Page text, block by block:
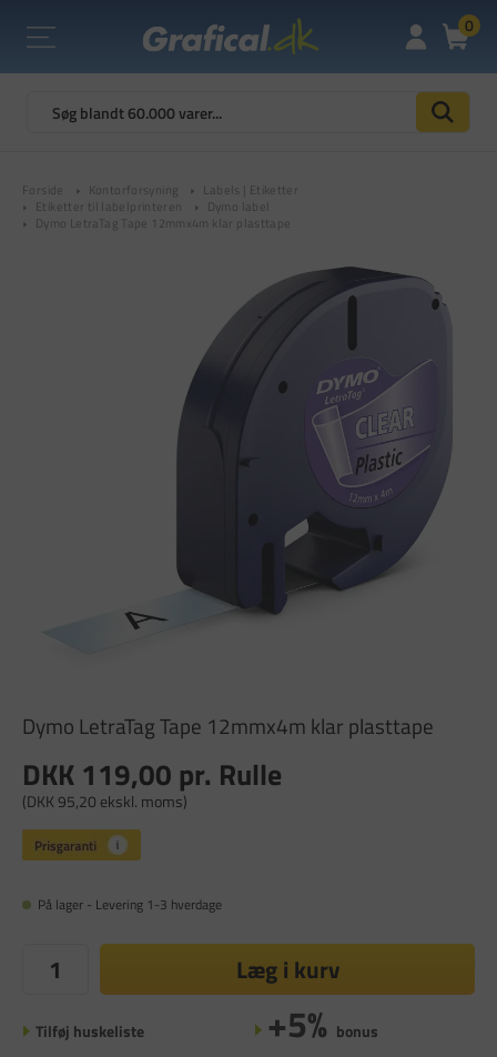
0
Forside Kontorforsyning
Labels | Etiketter
Etiketter til labelprinteren
Dymo label
Dymo LetraTag Tape 12mmx4m klar plasttape
Dymo LetraTag Tape 12mmx4m klar plasttape
DKK 119,00 pr. Rulle
(DKK 95,20 ekskl. moms)
På lager - Levering 1-3 hverdage
Læg i kurv
Tilføj huskeliste +5% bonus